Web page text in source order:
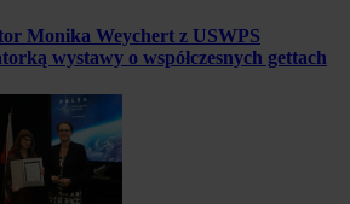
Monika Weychert z USWPS
wystawy o współczesnych gettach